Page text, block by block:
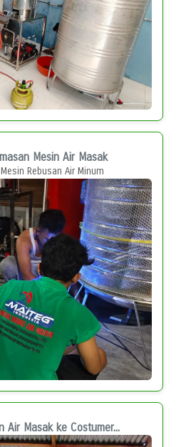
Mesin Air Masak
Rebusan Air Minum
Air Masak ke Costumer...